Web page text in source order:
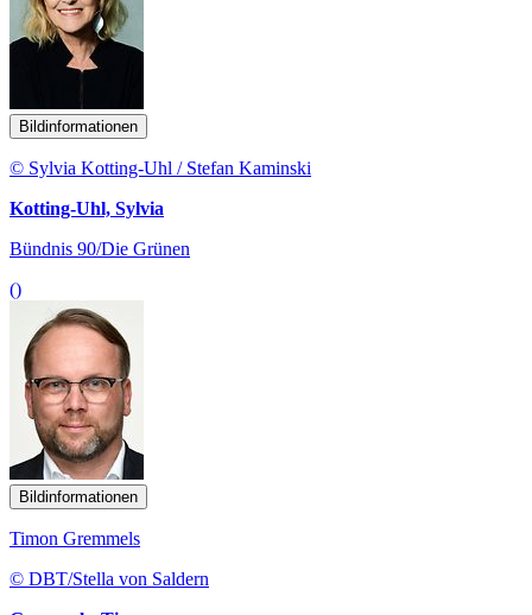
Bildinformationen
© Sylvia Kotting-Uhl / Stefan Kaminski
Kotting-Uhl, Sylvia
Bündnis 90/Die Grünen
()
Bildinformationen
Timon Gremmels
© DBT/Stella von Saldern